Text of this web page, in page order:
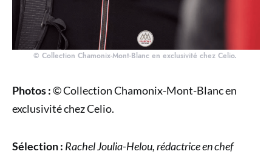
© Collection Chamonix-Mont-Blanc en exclusivité chez Celio.
Photos :© Collection Chamonix-Mont-Blanc en
exclusivité chez Celio.
Sélection : Rachel Joulia-Helou, rédactrice en chef